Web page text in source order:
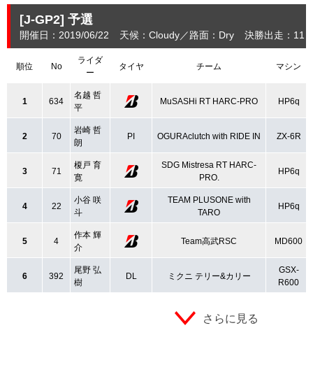
[J-GP2] 予選
開催日：2019/06/22 天候：Cloudy 路面：Dry 決勝出走：11
順位 No
ライダ
ー
タイヤ チーム マシン
1 634
名越 哲
平
MuSASHi RT HARC-PRO HP6q
2 70
岩崎 哲
朗
PI OGURAclutch with RIDE IN ZX-6R
3 71
榎戸 育
寛
SDG Mistresa RT HARC-
PRO.
HP6q
4 22
小谷 咲
斗
TEAM PLUSONE with
TARO
HP6q
5 4
作本 輝
介
Team高武RSC MD600
6 392
尾野 弘
樹
DL ミクニ テリー&カリー
GSX-
R600
さらに見る